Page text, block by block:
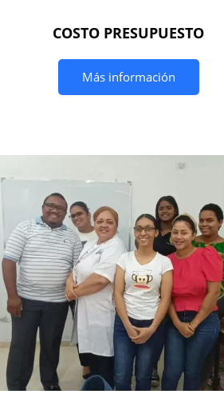
COSTO PRESUPUESTO
Más información